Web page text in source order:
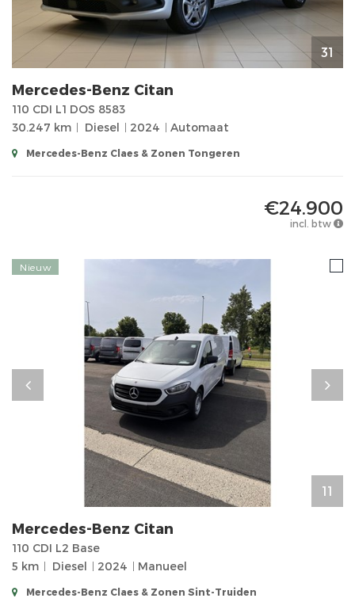
31
Mercedes-Benz Citan
110 CDI L1 DOS 8583
30.247 km
Diesel 2024 Automaat
Mercedes-Benz Claes & Zonen Tongeren
€24.900
incl. btw
11
Nieuw
Mercedes-Benz Citan
110 CDI L2 Base
5 km
Diesel 2024 Manueel
Mercedes-Benz Claes & Zonen Sint-Truiden